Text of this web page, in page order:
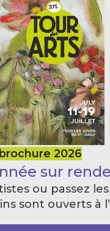
2026
sur
ou passez
sont ouverts à